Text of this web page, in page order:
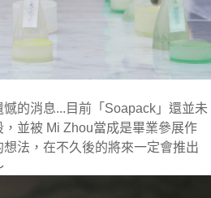
的消息... 目前「Soapack」還並未
並被 Mi Zhou當成是畢業參展作
法，在不久後的將來一定會推出